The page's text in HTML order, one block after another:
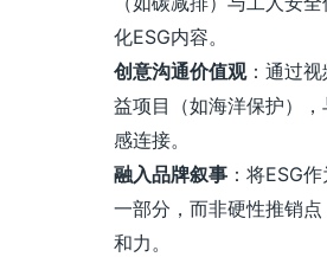
化ESG内容。
创意沟通价值观：通过
益项目（如海洋保护）
感连接。
融入品牌叙事 ：将ESG
一部分，而非硬性推销
和力。